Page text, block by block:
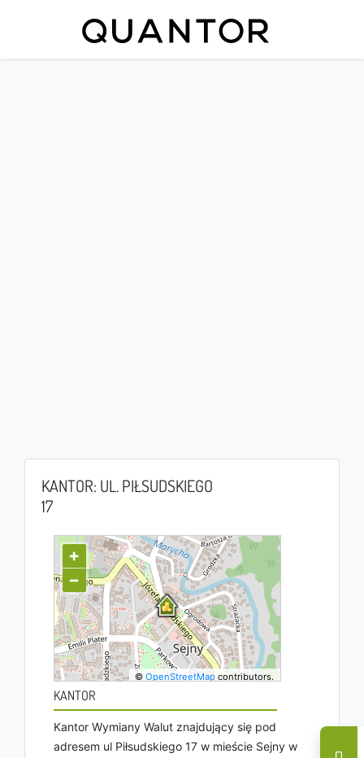
KANTOR: UL. PIŁSUDSKIEGO
17
+
−
©OpenStreetMap contributors.
KANTOR
Kantor Wymiany Walut znajdujący się pod
adresem ul Piłsudskiego 17 w mieście Sejny w